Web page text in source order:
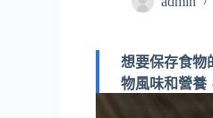
想要保存食物
物風味和營養